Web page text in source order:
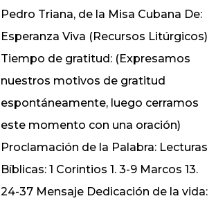
Pedro Triana, de la Misa Cubana De:
Esperanza Viva (Recursos Litúrgicos)
Tiempo de gratitud: (Expresamos
nuestros motivos de gratitud
espontáneamente, luego cerramos
este momento con una oración)
Proclamación de la Palabra: Lecturas
Bíblicas: 1 Corintios 1. 3-9 Marcos 13.
24-37 Mensaje Dedicación de la vida: